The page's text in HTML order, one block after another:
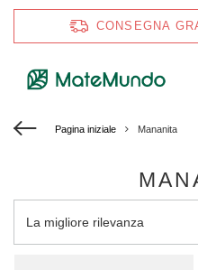
CONSEGNA
Pagina iniziale Mananita
Modifica ordinamento
La migliore rilevanza